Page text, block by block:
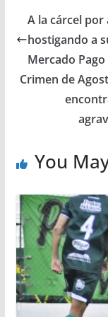
A la cárcel
hostigando a
Mercado Pago
Crimen de
You